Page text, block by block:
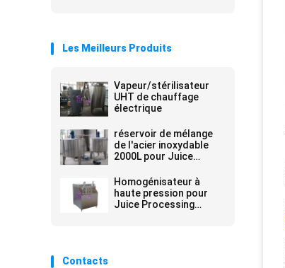
Les Meilleurs Produits
Vapeur/stérilisateur
UHT de chauffage
électrique
réservoir de mélange
de l'acier inoxydable
2000L pour Juice
Homogénisateur à
haute pression pour
Juice Processing
Contacts